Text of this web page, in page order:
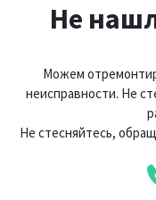
Не
Можем
неисправности. Не
Не стесняйтесь,